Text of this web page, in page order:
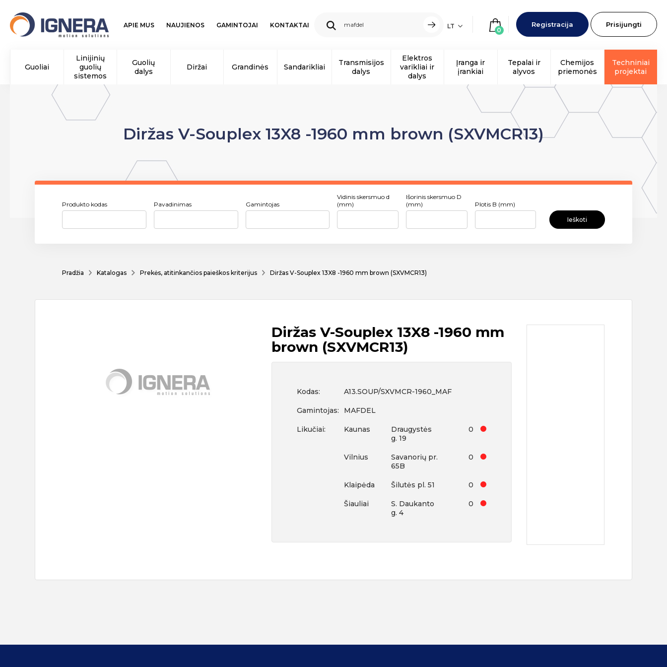
APIE MUS NAUJIENOS GAMINTOJAI KONTAKTAI LT
0
Registracija Prisijungti
Guoliai
Linijinių
guolių
sistemos
Guolių
dalys
Diržai Grandinės Sandarikliai
Transmisijos
dalys
Elektros
varikliai ir
dalys
Įranga ir
įrankiai
Tepalai ir
alyvos
Chemijos
priemonės
Techniniai
projektai
Diržas V-Souplex 13X8 -1960 mm brown (SXVMCR13)
Produkto kodas Pavadinimas Gamintojas
Vidinis skersmuo d
(mm)
Išorinis skersmuo D
(mm)
Plotis B (mm)
Ieškoti
Pradžia Katalogas Prekės, atitinkančios paieškos kriterijus Diržas V-Souplex 13X8 -1960 mm brown (SXVMCR13)
Diržas V-Souplex 13X8 -1960 mm
brown (SXVMCR13)
Kodas: A13.SOUP/SXVMCR-1960_MAF
Gamintojas: MAFDEL
Likučiai: Kaunas
Draugystės
g. 19
0
Vilnius
Savanorių pr.
65B
0
Klaipėda Šilutės pl. 51 0
Šiauliai
S. Daukanto
g. 4
0